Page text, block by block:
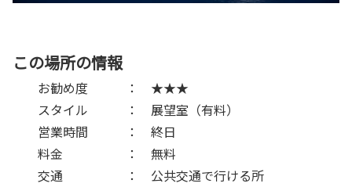
この場所の情報
お勧め度 ： ★★★
スタイル ： 展望室（有料）
営業時間 ： 終日
料金 ： 無料
交通 ： 公共交通で行ける所